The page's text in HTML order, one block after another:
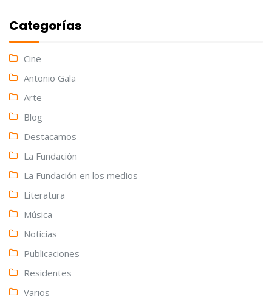
Categorías
Cine
Antonio Gala
Arte
Blog
Destacamos
La Fundación
La Fundación en los medios
Literatura
Música
Noticias
Publicaciones
Residentes
Varios